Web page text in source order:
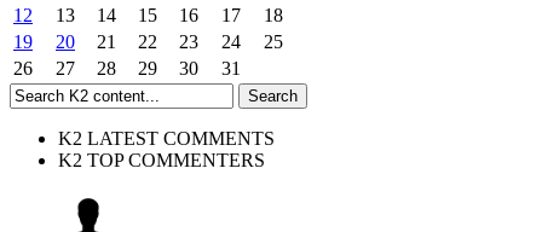
12
13 14 15 16 17
18
19
20 21 22 23 24
25
26
27 28 29 30 31
K2 LATEST COMMENTS
K2 TOP COMMENTERS